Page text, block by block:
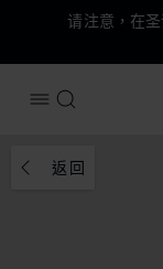
请注意，在
打开菜单
搜索
返回